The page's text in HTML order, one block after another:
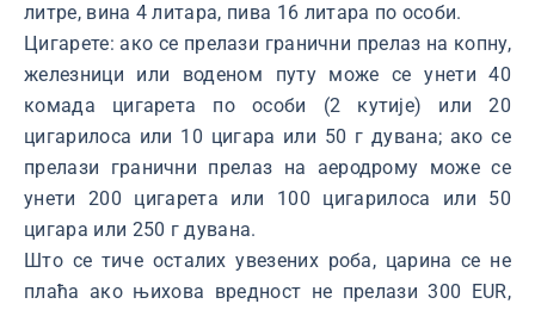
литре, вина 4 литара, пива 16 литара по особи.
Цигарете: ако се прелази гранични прелаз на копну,
железници или воденом путу може се унети 40
комада цигарета по особи (2 кутије) или 20
цигарилоса или 10 цигара или 50 г дувана; ако се
прелази гранични прелаз на аеродрому може се
унети 200 цигарета или 100 цигарилоса или 50
цигара или 250 г дувана.
Што се тиче осталих увезених роба, царина се не
плаћа ако њихова вредност не прелази 300 EUR,